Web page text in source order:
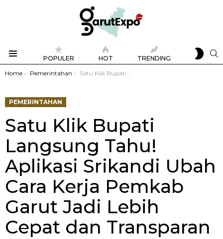
POPULER HOT TRENDING
SKIN
You are here:
Home Pemerintahan Satu Klik Bupati Langsung Tahu! Aplikasi Srikandi Ubah Cara Kerja Pemkab Garut Jadi Lebih Cepat dan Transparan
PEMERINTAHAN
Satu Klik Bupati
Langsung Tahu!
Aplikasi Srikandi Ubah
Cara Kerja Pemkab
Garut Jadi Lebih
Cepat dan Transparan